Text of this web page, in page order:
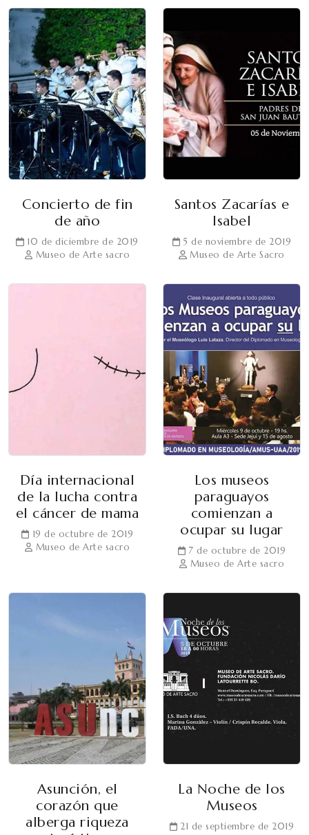
Concierto de fin
de año
10 de diciembre de 2019
Museo de Arte sacro
Santos Zacarías e
Isabel
5 de noviembre de 2019
Museo de Arte Sacro
Día internacional
de la lucha contra
el cáncer de mama
19 de octubre de 2019
Museo de Arte sacro
Los museos
paraguayos
comienzan a
ocupar su lugar
7 de octubre de 2019
Museo de Arte sacro
Asunción, el
corazón que
alberga riqueza
La Noche de los
Museos
21 de septiembre de 2019